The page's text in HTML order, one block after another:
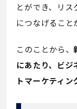
とができ、リ
につなげること
このことから、
にあたり、ビ
トマーケティ